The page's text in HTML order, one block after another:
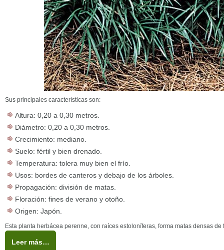
Sus principales características son:
Altura: 0,20 a 0,30 metros.
Diámetro: 0,20 a 0,30 metros.
Crecimiento: mediano.
Suelo: fértil y bien drenado.
Temperatura: tolera muy bien el frío.
Usos: bordes de canteros y debajo de los árboles.
Propagación: división de matas.
Floración: fines de verano y otoño.
Origen: Japón.
Esta planta herbácea perenne, con raíces estoloníferas, forma matas densas de
Leer más…